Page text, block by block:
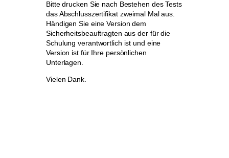
Bitte drucken Sie nach Bestehen des Tests
das Abschlusszertifikat zweimal Mal aus.
Händigen Sie eine Version dem
Sicherheitsbeauftragten aus der für die
Schulung verantwortlich ist und eine
Version ist für Ihre persönlichen
Unterlagen.
Vielen Dank.